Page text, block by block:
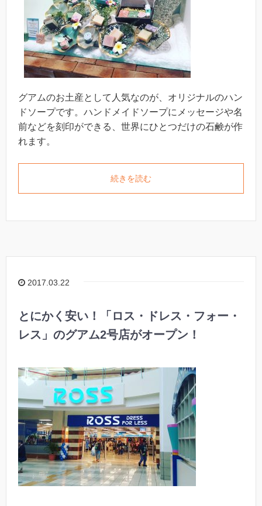
グアムのお土産として人気なのが、オリジナルのハン
ドソープです。ハンドメイドソープにメッセージや名
前などを刻印ができる、世界にひとつだけの石鹸が作
れます。
続きを読む
2017.03.22
とにかく安い！「ロス・ドレス・フォー・
レス」のグアム2号店がオープン！